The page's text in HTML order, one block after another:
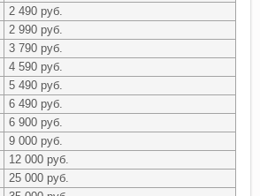
2 490 руб.
2 990 руб.
3 790 руб.
4 590 руб.
5 490 руб.
6 490 руб.
6 900 руб.
9 000 руб.
12 000 руб.
25 000 руб.